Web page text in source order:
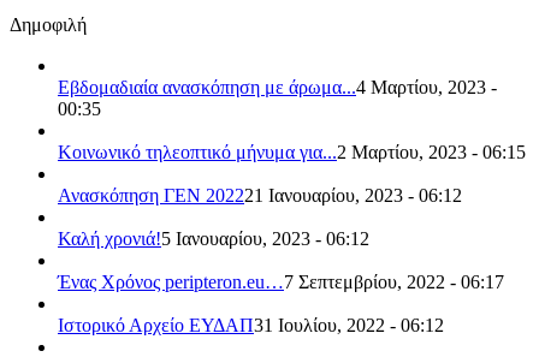
Δημοφιλή
Εβδομαδιαία ανασκόπηση με άρωμα...4 Μαρτίου, 2023 -
00:35
Κοινωνικό τηλεοπτικό μήνυμα για...2 Μαρτίου, 2023 - 06:15
Ανασκόπηση ΓΕΝ 202221 Ιανουαρίου, 2023 - 06:12
Καλή χρονιά!5 Ιανουαρίου, 2023 - 06:12
Ένας Χρόνος peripteron.eu…7 Σεπτεμβρίου, 2022 - 06:17
Ιστορικό Αρχείο ΕΥΔΑΠ31 Ιουλίου, 2022 - 06:12